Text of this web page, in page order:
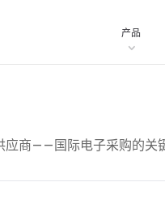
产品
应商——国际电子采购的关